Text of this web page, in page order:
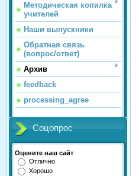
Методическая копилка
учителей
Наши выпускники
Обратная связь
(вопрос/ответ)
Архив
feedback
processing_agree
Соцопрос
Оцените наш сайт
Отлично
Хорошо